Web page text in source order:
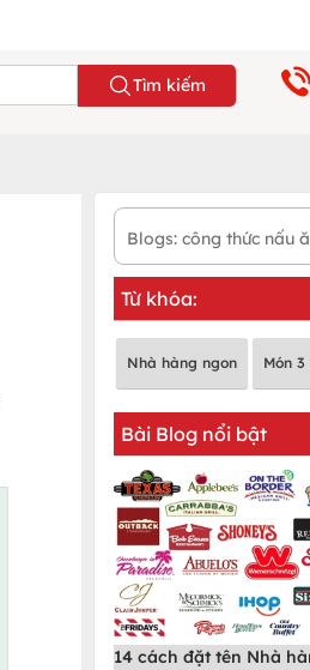
Tìm kiếm
Từ khóa:
Nhà hàng ngon Món
Bài Blog nổi bật
14 cách đặt tên Nhà